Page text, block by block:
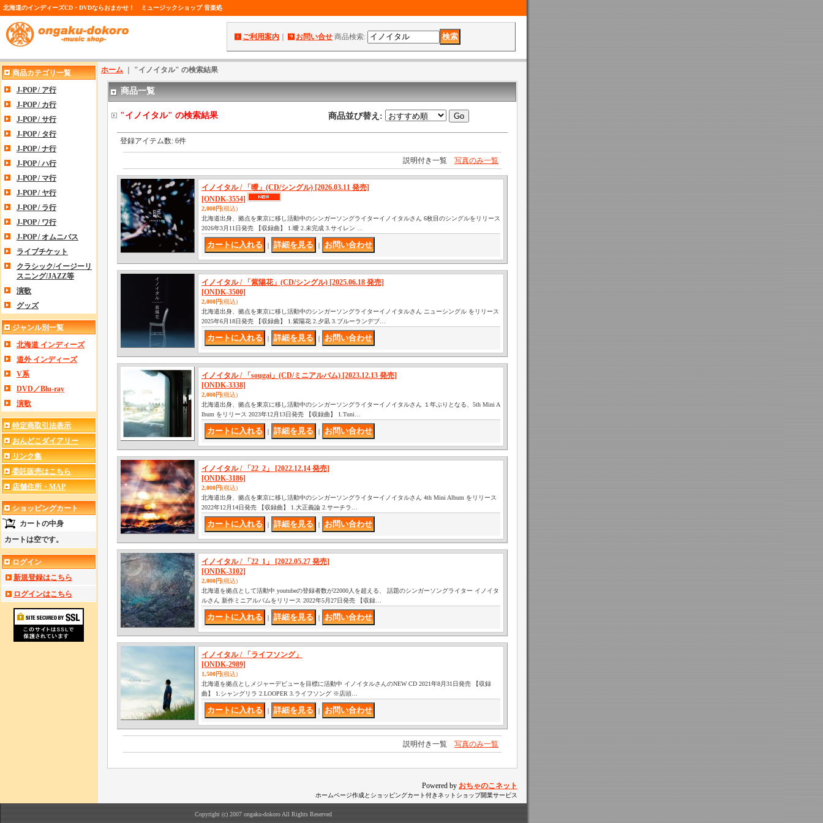
北海道のインディーズCD・DVDならおまかせ！ ミュージックショップ 音楽処
ご利用案内 お問い合せ 商品検索:
商品カテゴリ一覧
J-POP / ア行
J-POP / カ行
J-POP / サ行
J-POP / タ行
J-POP / ナ行
J-POP / ハ行
J-POP / マ行
J-POP / ヤ行
J-POP / ラ行
J-POP / ワ行
J-POP / オムニバス
ライブチケット
クラシック/イージーリ
スニング/JAZZ等
演歌
グッズ
ジャンル別一覧
北海道 インディーズ
道外 インディーズ
V系
DVD／Blu-ray
演歌
特定商取引法表示
おんどこダイアリー
リンク集
委託販売はこちら
店舗住所・MAP
ショッピングカート
カートの中身
カートは空です。
ログイン
新規登録はこちら
ログインはこちら
ホーム "イノイタル" の検索結果
商品一覧
"イノイタル" の検索結果 商品並び替え :
登録アイテム数: 6件
説明付き一覧 写真のみ一覧
イノイタル / 「曖」(CD/シングル) [2026.03.11 発売]
[ONDK-3554]
2,000円(税込)
北海道出身、拠点を東京に移し活動中のシンガーソングライターイノイタルさん 6枚目のシングルをリリース
2026年3月11日発売 【収録曲】 1.曖 2.未完成 3.サイレン …
｜ ｜
イノイタル / 「紫陽花」(CD/シングル) [2025.06.18 発売]
[ONDK-3500]
2,000円(税込)
北海道出身、拠点を東京に移し活動中のシンガーソングライターイノイタルさん ニューシングル をリリース
2025年6月18日発売 【収録曲】 1.紫陽花 2.夕凪 3.ブルーランデブ…
｜ ｜
イノイタル / 「sougai」(CD/ミニアルバム) [2023.12.13 発売]
[ONDK-3338]
2,000円(税込)
北海道出身、拠点を東京に移し活動中のシンガーソングライターイノイタルさん １年ぶりとなる、5th Mini A
lbum をリリース 2023年12月13日発売 【収録曲】 1.Tuni…
｜ ｜
イノイタル / 「22_2」 [2022.12.14 発売]
[ONDK-3186]
2,000円(税込)
北海道出身、拠点を東京に移し活動中のシンガーソングライターイノイタルさん 4th Mini Album をリリース
2022年12月14日発売 【収録曲】 1.大正義論 2.サーチラ…
｜ ｜
イノイタル / 「22_1」 [2022.05.27 発売]
[ONDK-3102]
2,000円(税込)
北海道を拠点として活動中 youtubeの登録者数が22000人を超える、 話題のシンガーソングライター イノイタ
ルさん 新作ミニアルバムをリリース 2022年5月27日発売 【収録…
｜ ｜
イノイタル / 「ライフソング」
[ONDK-2989]
1,500円(税込)
北海道を拠点としメジャーデビューを目標に活動中 イノイタルさんのNEW CD 2021年8月31日発売 【収録
曲】 1.シャングリラ 2.LOOPER 3.ライフソング ※店頭…
｜ ｜
説明付き一覧 写真のみ一覧
Powered by おちゃのこネット
ホームページ作成とショッピングカート付きネットショップ開業サービス
Copyright (c) 2007 ongaku-dokoro All Rights Reserved